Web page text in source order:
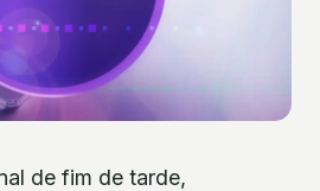
de fim de tarde,